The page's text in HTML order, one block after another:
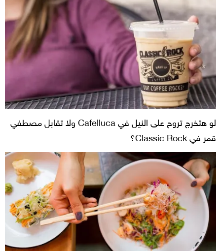
لو هتخرج تروح على النيل في Cafelluca ولا تقابل مصطفي
قمر في Classic Rock؟